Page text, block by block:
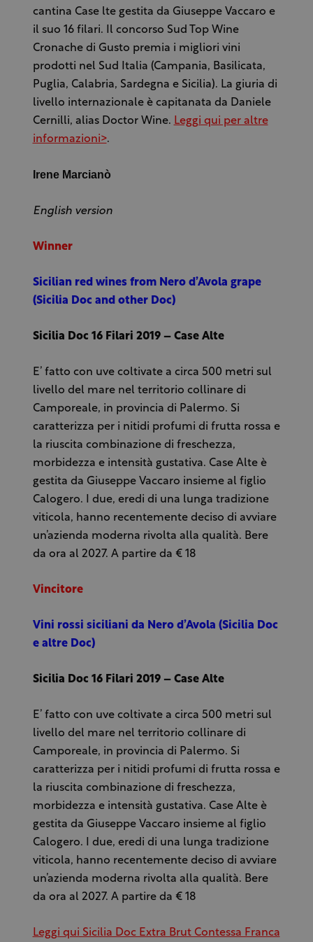
cantina Case lte gestita da Giuseppe Vaccaro e
il suo 16 filari. Il concorso Sud Top Wine
Cronache di Gusto premia i migliori vini
prodotti nel Sud Italia (Campania, Basilicata,
Puglia, Calabria, Sardegna e Sicilia). La giuria di
livello internazionale è capitanata da Daniele
Cernilli, alias Doctor Wine. Leggi qui per altre
informazioni>.
Irene Marcianò
English version
Winner
Sicilian red wines from Nero d’Avola grape
(Sicilia Doc and other Doc)
Sicilia Doc 16 Filari 2019 – Case Alte
E’ fatto con uve coltivate a circa 500 metri sul
livello del mare nel territorio collinare di
Camporeale, in provincia di Palermo. Si
caratterizza per i nitidi profumi di frutta rossa e
la riuscita combinazione di freschezza,
morbidezza e intensità gustativa. Case Alte è
gestita da Giuseppe Vaccaro insieme al figlio
Calogero. I due, eredi di una lunga tradizione
viticola, hanno recentemente deciso di avviare
un’azienda moderna rivolta alla qualità. Bere
da ora al 2027. A partire da € 18
Vincitore
Vini rossi siciliani da Nero d’Avola (Sicilia Doc
e altre Doc)
Sicilia Doc 16 Filari 2019 – Case Alte
E’ fatto con uve coltivate a circa 500 metri sul
livello del mare nel territorio collinare di
Camporeale, in provincia di Palermo. Si
caratterizza per i nitidi profumi di frutta rossa e
la riuscita combinazione di freschezza,
morbidezza e intensità gustativa. Case Alte è
gestita da Giuseppe Vaccaro insieme al figlio
Calogero. I due, eredi di una lunga tradizione
viticola, hanno recentemente deciso di avviare
un’azienda moderna rivolta alla qualità. Bere
da ora al 2027. A partire da € 18
Leggi qui Sicilia Doc Extra Brut Contessa Franca